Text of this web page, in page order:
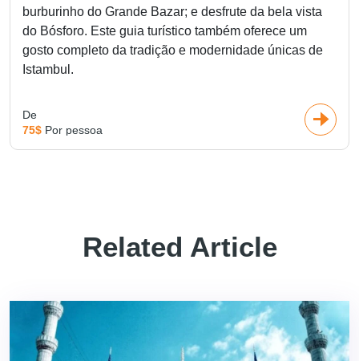
burburinho do Grande Bazar; e desfrute da bela vista
do Bósforo. Este guia turístico também oferece um
gosto completo da tradição e modernidade únicas de
Istambul.
De
75$ Por pessoa
Related Article